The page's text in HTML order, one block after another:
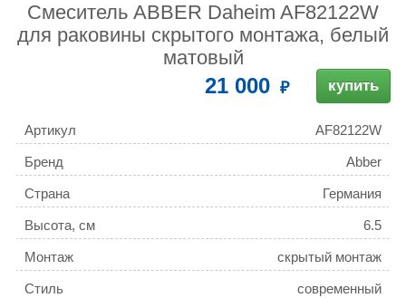
Смеситель ABBER Daheim AF82122W
для раковины скрытого монтажа, белый
матовый
21 000 купить
Артикул AF82122W
Бренд Abber
Страна Германия
Высота, см 6.5
Монтаж скрытый монтаж
Стиль современный